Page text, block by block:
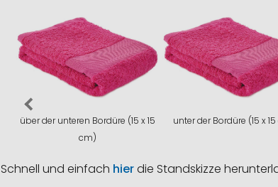
über der unteren Bordüre (15 x 15
cm)
unter der Bordüre (15 x
Schnell und einfach hierdie Standskizze